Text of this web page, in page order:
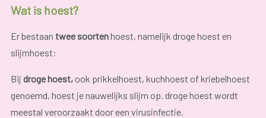
Wat is hoest?
Er bestaan twee soortenhoest, namelijk droge hoest en
slijmhoest:
Bij droge hoest,ook prikkelhoest, kuchhoest of kriebelhoest
genoemd, hoest je nauwelijks slijm op. droge hoest wordt
meestal veroorzaakt door een virusinfectie.